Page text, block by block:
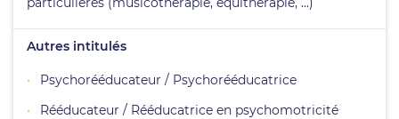
Autres intitulés
Psychorééducateur / Psychorééducatrice
Rééducateur / Rééducatrice en psychomotricité